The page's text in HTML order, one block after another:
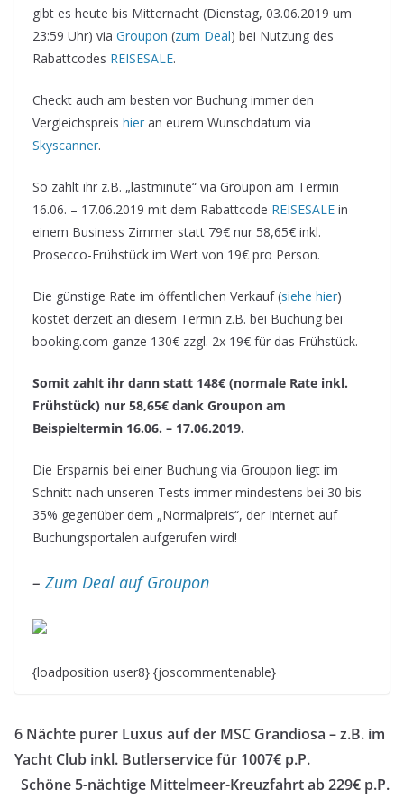
gibt es heute bis Mitternacht (Dienstag, 03.06.2019 um
23:59 Uhr) via Groupon (zum Deal) bei Nutzung des
Rabattcodes REISESALE.
Checkt auch am besten vor Buchung immer den
Vergleichspreis hier an eurem Wunschdatum via
Skyscanner.
So zahlt ihr z.B. „lastminute“ via Groupon am Termin
16.06. – 17.06.2019 mit dem Rabattcode REISESALE in
einem Business Zimmer statt 79€ nur 58,65€ inkl.
Prosecco-Frühstück im Wert von 19€ pro Person.
Die günstige Rate im öffentlichen Verkauf (siehe hier)
kostet derzeit an diesem Termin z.B. bei Buchung bei
booking.com ganze 130€ zzgl. 2x 19€ für das Frühstück.
Somit zahlt ihr dann statt 148€ (normale Rate inkl.
Frühstück) nur 58,65€ dank Groupon am
Beispieltermin 16.06. – 17.06.2019.
Die Ersparnis bei einer Buchung via Groupon liegt im
Schnitt nach unseren Tests immer mindestens bei 30 bis
35% gegenüber dem „Normalpreis“, der Internet auf
Buchungsportalen aufgerufen wird!
– Zum Deal auf Groupon
{loadposition user8} {joscommentenable}
6 Nächte purer Luxus auf der MSC Grandiosa – z.B. im
Yacht Club inkl. Butlerservice für 1007€ p.P.
Schöne 5-nächtige Mittelmeer-Kreuzfahrt ab 229€ p.P.